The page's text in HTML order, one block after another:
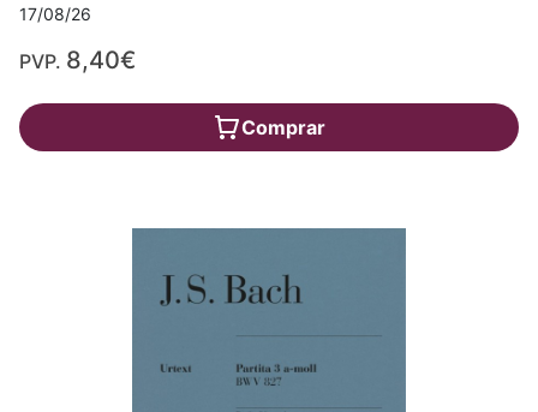
17/08/26
PVP. 8,40€
Comprar